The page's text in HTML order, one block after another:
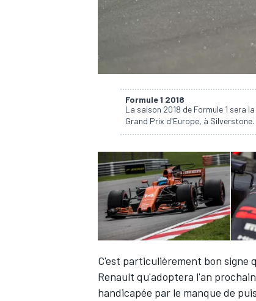
Formule 1 2018
La saison 2018 de Formule 1 sera
Grand Prix d'Europe, à Silverstone.
C'est particulièrement bon signe
Renault qu'adoptera l'an
handicapée par le manque de